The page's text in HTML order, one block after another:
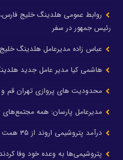
روابط عمومی هلدینگ خلیج
رئیس جمهور در سفر
عباس زاده مدیرعامل هلدینگ
هاشمی کیا مدیر عامل جدید
محدودیت های پروازی تهران قم
مدیرعامل پارسان: همه مجتمع‌های
درآمد پتروشیمی اروند از ۳۵ همت عبور کرد
پتروشیمی‌ها به وعده خود وفا